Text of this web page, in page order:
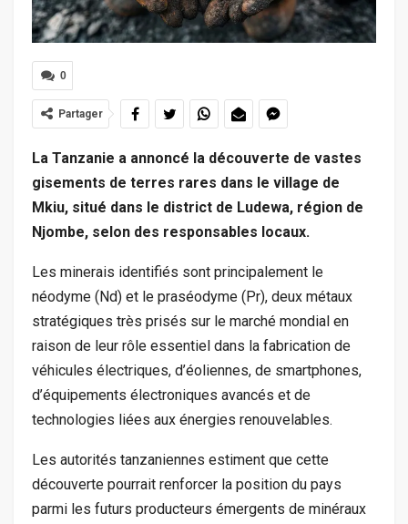
0
Partager
La Tanzanie a annoncé la découverte de vastes
gisements de terres rares dans le village de
Mkiu, situé dans le district de Ludewa, région de
Njombe, selon des responsables locaux.
Les minerais identifiés sont principalement le
néodyme (Nd) et le praséodyme (Pr), deux métaux
stratégiques très prisés sur le marché mondial en
raison de leur rôle essentiel dans la fabrication de
véhicules électriques, d’éoliennes, de smartphones,
d’équipements électroniques avancés et de
technologies liées aux énergies renouvelables.
Les autorités tanzaniennes estiment que cette
découverte pourrait renforcer la position du pays
parmi les futurs producteurs émergents de minéraux